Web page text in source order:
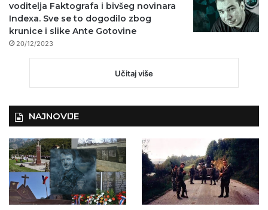
voditelja Faktografa i bivšeg novinara
Indexa. Sve se to dogodilo zbog
krunice i slike Ante Gotovine
20/12/2023
Učitaj više
NAJNOVIJE